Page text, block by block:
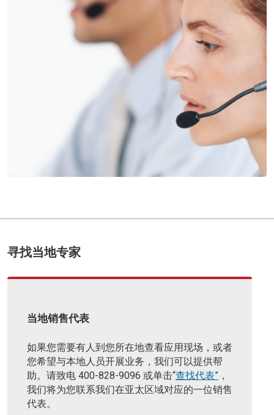
寻找当地专家
当地销售代表
如果您需要有人到您所在地查看应用现场，或者
您希望与本地人员开展业务，我们可以提供帮
助。 请致电 400-828-9096 或单击“查找代表” ，
我们将为您联系我们在亚太区域对应的一位销售
代表。